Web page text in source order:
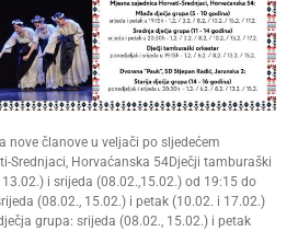
nove članove u veljači po sljedećem
Srednjaci, Horvaćanska 54Dječji tamburaški
i srijeda (08.02.,15.02.) od 19:15 do
(08.02., 15.02.) i petak (10.02. i 17.02.)
grupa: srijeda (08.02., 15.02.) i petak